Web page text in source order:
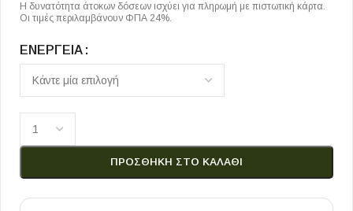
Η δυνατότητα άτοκων δόσεων ισχύει για πληρωμή με πιστωτική κάρτα.
Οι τιμές περιλαμβάνουν ΦΠΑ 24%.
ΕΝΈΡΓΕΙΑ
ΠΡΟΣΘΉΚΗ ΣΤΟ ΚΑΛΆΘΙ